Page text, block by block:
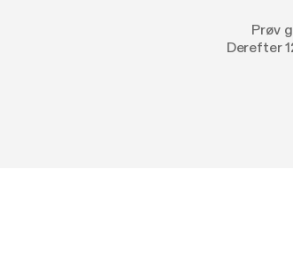
Prøv
Derefter